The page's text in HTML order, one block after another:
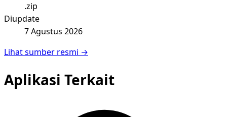
.zip
Diupdate
7 Agustus 2026
Lihat sumber resmi →
Aplikasi Terkait